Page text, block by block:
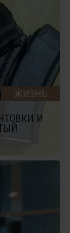
ЖИЗНЬ
И